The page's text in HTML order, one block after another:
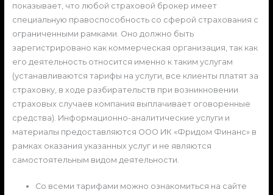
показывает, что любой страховой брокер имеет
специальную правоспособность со сферой страхования с
ограниченными рамками. Оно должно быть
зарегистрировано как коммерческая организация, так как
его деятельность относится именно к таким услугам
(устанавливаются тарифы на услуги, все клиенты платят за
страховку, в ходе разбирательств при возникновении
страховых случаев компания выплачивает оговоренные
средства). Информационно-аналитические услуги и
материалы предоставляются ООО ИК «Фридом Финанс» в
рамках оказания указанных услуг и не являются
самостоятельным видом деятельности.
Со всеми тарифами можно ознакомиться на сайте